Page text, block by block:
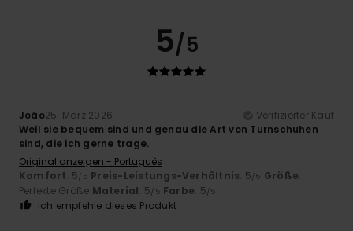
5/5
João25. März 2026
Verifizierter Kauf
Weil sie bequem sind und genau die Art von Turnschuhen
sind, die ich gerne trage.
Original anzeigen - Português
Komfort: 5 /5 Preis-Leistungs-Verhältnis: 5 /5 Größe:
Perfekte Größe Material: 5 /5 Farbe: 5 /5
Ich empfehle dieses Produkt